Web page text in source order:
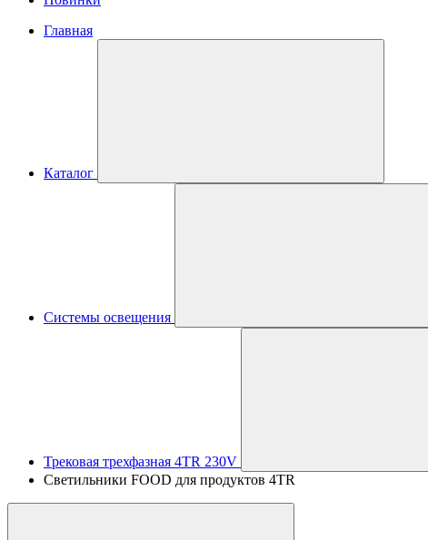
Главная
Каталог
Системы освещения
Трековая трехфазная 4TR 230V
Светильники FOOD для продуктов 4TR